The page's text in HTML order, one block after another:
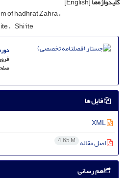
of hadhrat Zahra
Shi'ite
دوره 7، شماره 21.22 -
فایل ها
اصل مقاله 4.65 M
هم رسانی